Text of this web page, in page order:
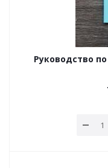
Руководство